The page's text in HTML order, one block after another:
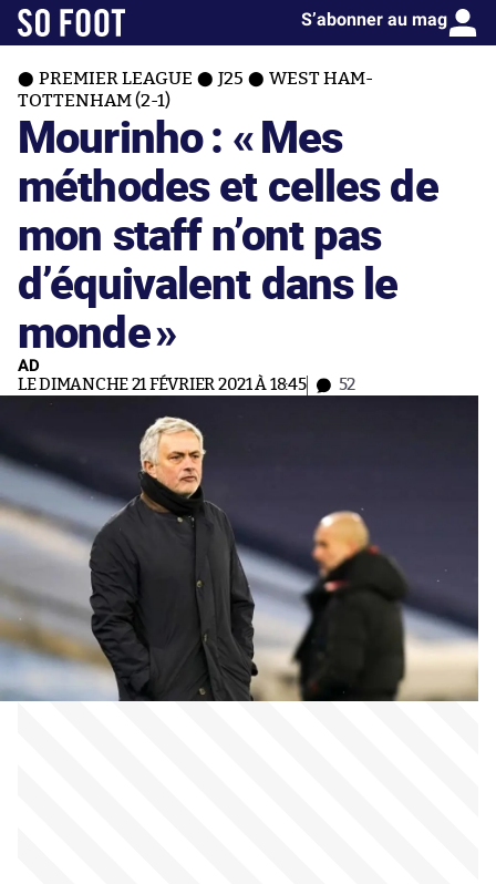
S’abonner au mag
PREMIER LEAGUE J25
WEST HAM-
TOTTENHAM (2-1)
Mourinho : «Mes
méthodes et celles de
mon staff n’ont pas
d’équivalent dans le
monde»
AD
LE DIMANCHE 21 FÉVRIER 2021 À 18:45 52